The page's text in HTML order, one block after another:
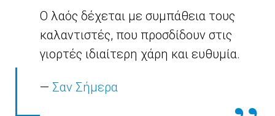
Ο λαός δέχεται με συμπάθεια τους
καλαντιστές, που προσδίδουν στις
γιορτές ιδιαίτερη χάρη και ευθυμία.
— Σαν Σήμερα